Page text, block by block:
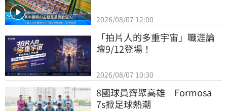
2026/08/07 12:00
「拍片人的多重宇宙」職涯論
壇9/12登場！
2026/08/07 10:30
8國球員齊聚高雄　Formosa
7s掀足球熱潮